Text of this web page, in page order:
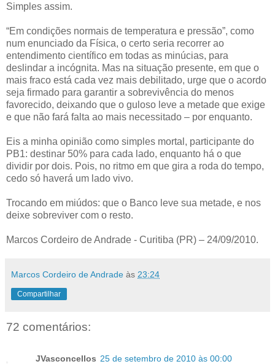
Simples assim.
“Em condições normais de temperatura e pressão”, como
num enunciado da Física, o certo seria recorrer ao
entendimento científico em todas as minúcias, para
deslindar a incógnita. Mas na situação presente, em que o
mais fraco está cada vez mais debilitado, urge que o acordo
seja firmado para garantir a sobrevivência do menos
favorecido, deixando que o guloso leve a metade que exige
e que não fará falta ao mais necessitado – por enquanto.
Eis a minha opinião como simples mortal, participante do
PB1: destinar 50% para cada lado, enquanto há o que
dividir por dois. Pois, no ritmo em que gira a roda do tempo,
cedo só haverá um lado vivo.
Trocando em miúdos: que o Banco leve sua metade, e nos
deixe sobreviver com o resto.
Marcos Cordeiro de Andrade - Curitiba (PR) – 24/09/2010.
Marcos Cordeiro de Andrade às 23:24
Compartilhar
72 comentários:
JVasconcellos 25 de setembro de 2010 às 00:00